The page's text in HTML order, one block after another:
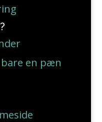
en pæn